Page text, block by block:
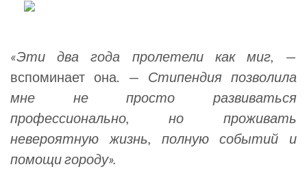
«Эти два года пролетели как миг, —
вспоминает она. — Стипендия позволила
мне не просто развиваться
профессионально, но проживать
невероятную жизнь, полную событий и
помощи городу».